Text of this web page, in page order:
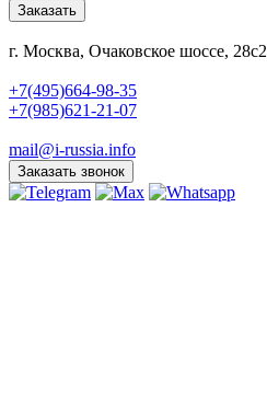
Заказать
г. Москва, Очаковское шоссе, 28с2
+7(495)664-98-35
+7(985)621-21-07
mail@i-russia.info
Заказать звонок